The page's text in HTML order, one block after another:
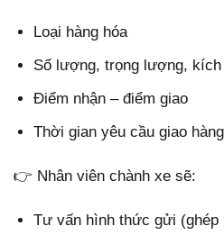
Loại hàng hóa
Số lượng, trọng lượng,
Điểm nhận – điểm giao
Thời gian yêu cầu giao hàng
👉 Nhân viên chành xe sẽ:
Tư vấn hình thức gửi (ghép